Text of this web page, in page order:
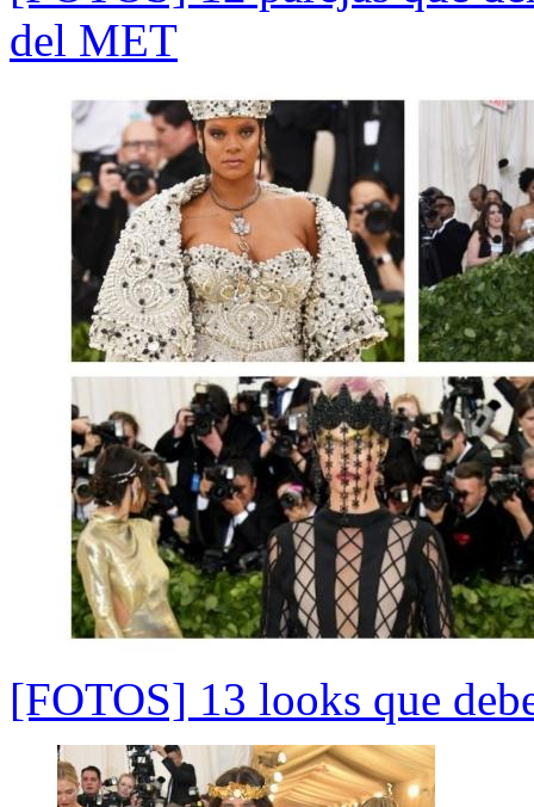
del MET
[FOTOS] 13 looks que